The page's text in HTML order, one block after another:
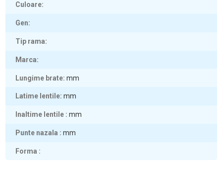
Culoare
Gen
Tip rama
Marca
Lungime brate mm
Latime lentile mm
Inaltime lentile mm
Punte nazala mm
Forma